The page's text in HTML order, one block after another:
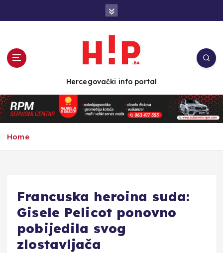
n
t
e
Hercegovački info portal
Home
Francuska heroina suda:
Gisele Pelicot ponovno
pobijedila svog
zlostavljača